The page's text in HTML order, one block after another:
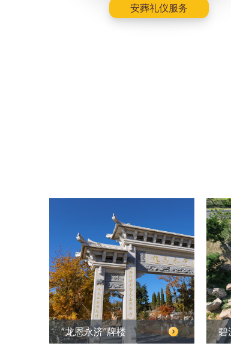
安葬礼仪服务
“龙恩永济”牌楼 碧